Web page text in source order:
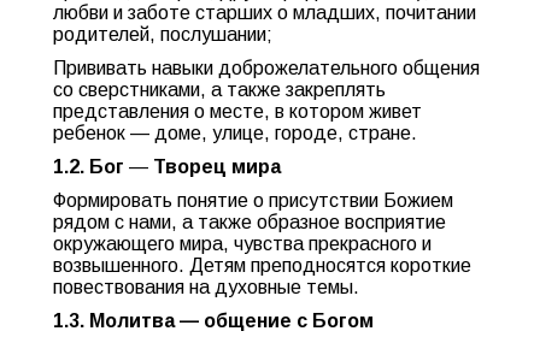
любви и заботе старших о младших, почитании
родителей, послушании;
Прививать навыки доброжелательного общения
со сверстниками, а также закреплять
представления о месте, в котором живет
ребенок — доме, улице, городе, стране.
1.2. Бог — Творец мира
Формировать понятие о присутствии Божием
рядом с нами, а также образное восприятие
окружающего мира, чувства прекрасного и
возвышенного. Детям преподносятся короткие
повествования на духовные темы.
1.3. Молитва — общение с Богом